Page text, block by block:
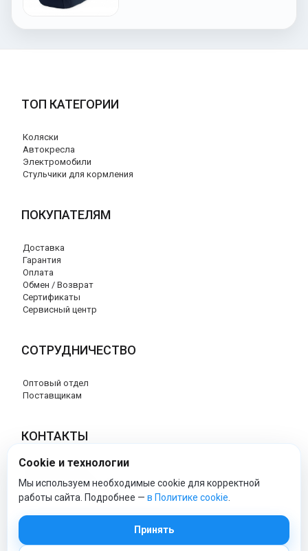
ТОП КАТЕГОРИИ
Коляски
Автокресла
Электромобили
Стульчики для кормления
ПОКУПАТЕЛЯМ
Доставка
Гарантия
Оплата
Обмен / Возврат
Сертификаты
Сервисный центр
СОТРУДНИЧЕСТВО
Оптовый отдел
Поставщикам
КОНТАКТЫ
8 (800) 707-17-56
info@peg-perego-market.ru
Cookie и технологии
Мы используем необходимые cookie для корректной
работы сайта. Подробнее — в Политике cookie
Принять